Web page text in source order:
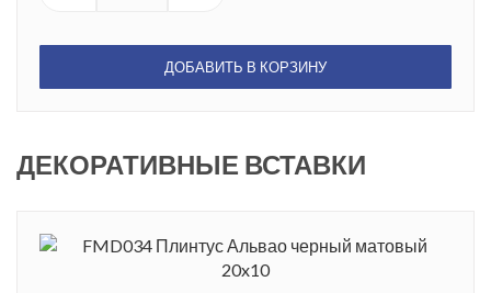
ДОБАВИТЬ В КОРЗИНУ
ДЕКОРАТИВНЫЕ ВСТАВКИ